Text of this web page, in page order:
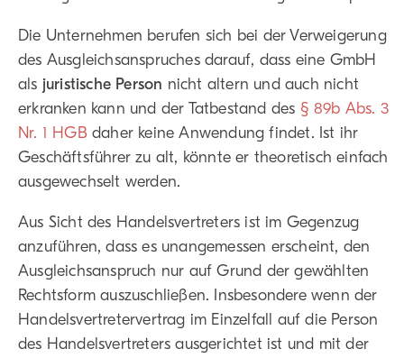
Die Unternehmen berufen sich bei der Verweigerung
des Ausgleichsanspruches darauf, dass eine GmbH
als juristische Person nicht altern und auch nicht
erkranken kann und der Tatbestand des § 89b Abs. 3
Nr. 1 HGBdaher keine Anwendung findet. Ist ihr
Geschäftsführer zu alt, könnte er theoretisch einfach
ausgewechselt werden.
Aus Sicht des Handelsvertreters ist im Gegenzug
anzuführen, dass es unangemessen erscheint, den
Ausgleichsanspruch nur auf Grund der gewählten
Rechtsform auszuschließen. Insbesondere wenn der
Handelsvertretervertrag im Einzelfall auf die Person
des Handelsvertreters ausgerichtet ist und mit der